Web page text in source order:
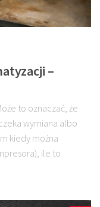
–
to oznaczać, że
wymiana albo
kiedy można
ile to